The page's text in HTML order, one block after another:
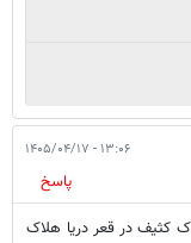
۱۳:۰۶ - ۱۴۰۵/۰۴/۱۷
پاسخ
کثیف در قعر دریا هلاک